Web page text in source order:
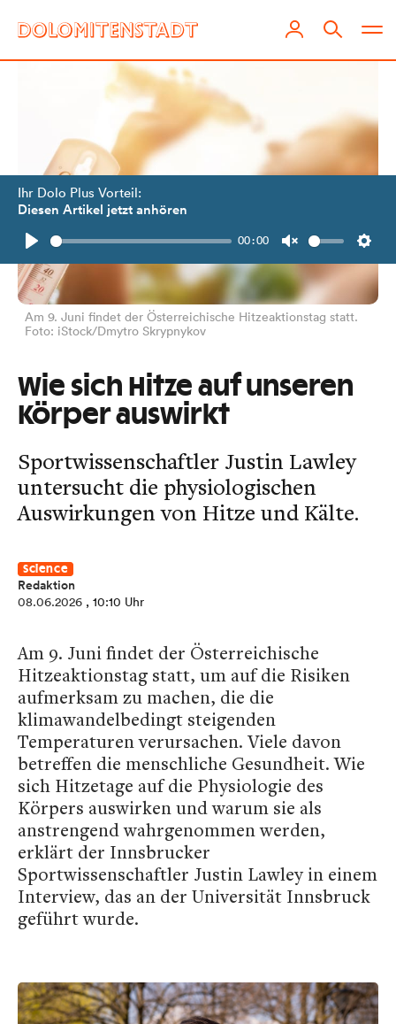
Ihr Dolo Plus Vorteil:
Diesen Artikel jetzt anhören
Play
00:00
Unmute
Am 9. Juni findet der Österreichische Hitzeaktionstag statt.
Foto: iStock/Dmytro Skrypnykov
Wie sich Hitze auf unseren
Körper auswirkt
Sportwissenschaftler Justin Lawley
untersucht die physiologischen
Auswirkungen von Hitze und Kälte.
Science
Redaktion
08.06.2026 , 10:10 Uhr
Am 9. Juni findet der Österreichische
Hitzeaktionstag statt, um auf die Risiken
aufmerksam zu machen, die die
klimawandelbedingt steigenden
Temperaturen verursachen. Viele davon
betreffen die menschliche Gesundheit. Wie
sich Hitzetage auf die Physiologie des
Körpers auswirken und warum sie als
anstrengend wahrgenommen werden,
erklärt der Innsbrucker
Sportwissenschaftler Justin Lawley in einem
Interview, das an der Universität Innsbruck
geführt wurde.